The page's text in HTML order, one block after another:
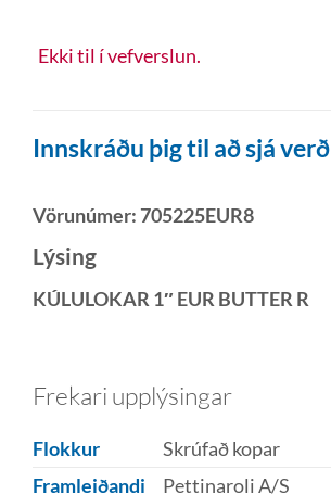
Ekki til í vefverslun.
Innskráðu þig til að sjá verð
Vörunúmer:705225EUR8
Lýsing
KÚLULOKAR 1″ EUR BUTTER R
Frekari upplýsingar
Flokkur
Skrúfað kopar
Framleiðandi
Pettinaroli A/S